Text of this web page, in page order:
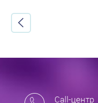
Call-центр